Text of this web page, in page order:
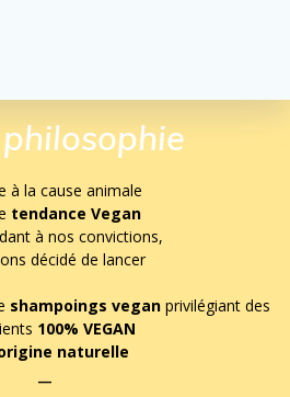
à la cause animale
tendance Vegan
à nos convictions,
décidé de lancer
shampoings vegan privilégiant des
100% VEGAN
naturelle